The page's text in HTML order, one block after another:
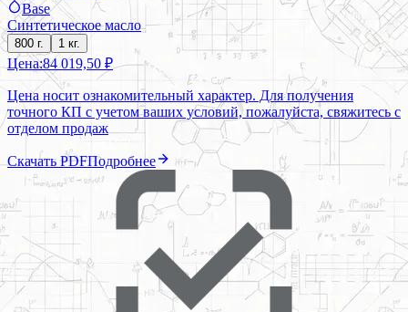
Base
Синтетическое масло
800 г. 1 кг.
Цена:84 019,50 ₽
Цена носит ознакомительный характер. Для получения
точного КП с учетом ваших условий, пожалуйста, свяжитесь с
отделом продаж
Скачать PDFПодробнее